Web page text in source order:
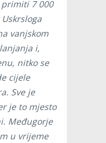
7 000
vanjskom
i,
nitko se
cijele
Sve je
je to mjesto
Međugorje
u vrijeme